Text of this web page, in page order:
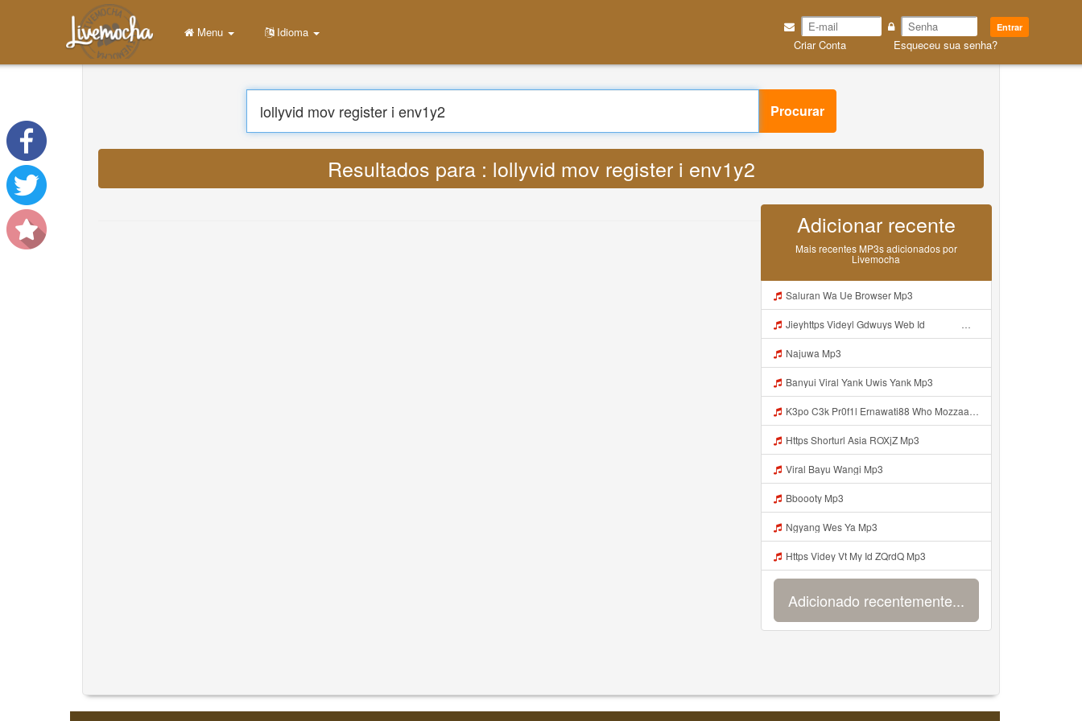
Entrar
Criar Conta Esqueceu sua senha?
Menu Idioma
Procurar
Resultados para : lollyvid mov register i env1y2
Adicionar recente
Mais recentes MP3s adicionados por
Livemocha
Saluran Wa Ue Browser Mp3
Jieyhttps Videyl Gdwuys Web Id ᅠ ᅠ ᅠ ᅠ ᅠ ᅠ ᅠ ᅠ ᅠ ᅠ ᅠ ᅠ ᅠ ᅠ ᅠ ᅠ ᅠ ᅠ ᅠ ᅠ OKK ᅠ ᅠ ᅠ ᅠ ᅠ ᅠ ᅠ ᅠ ᅠ ᅠ ᅠ ᅠ ᅠ ᅠ ᅠ ᅠ ᅠ ᅠ ᅠ ᅠ ᅠ ᅠ ᅠ ᅠ ᅠ ᅠ ᅠ ᅠ ᅠ ᅠ ᅠ ᅠ ᅠ Mp3
Najuwa Mp3
Banyui Viral Yank Uwis Yank Mp3
K3po C3k Pr0f1l Ernawati88 Who Mozzaa Nih Jir Udh Bosan Https Videyt Gdwuys Web Idᅟᅟᅟᅟᅟᅟᅟᅟᅟᅟᅟᅟᅟᅟᅟᅟᅟᅟᅟᅟᅟᅟᅟᅟᅟᅟᅟᅟᅟᅟᅟᅟᅟᅟᅟᅟᅟᅟᅟᅟᅟᅟᅟᅟᅟᅟᅟᅟᅟᅟᅟᅟᅟᅟᅟᅟᅟᅟᅟᅟᅟᅟᅟᅟᅟᅟᅟᅟᅟᅟᅟᅟᅟᅟᅟᅟᅟᅟᅟᅟᅟᅟᅟᅟᅟᅟᅟᅟᅟᅟᅟᅟᅟᅟᅟᅟ ᅠ ᅠ ᅠ ᅠ ᅠ ᅠ ᅠ ᅠ ᅠ ᅠ ᅠ ᅠ Mp3
Https Shorturl Asia ROXjZ Mp3
Viral Bayu Wangi Mp3
Bboooty Mp3
Ngyang Wes Ya Mp3
Https Videy Vt My Id ZQrdQ Mp3
Adicionado recentemente...